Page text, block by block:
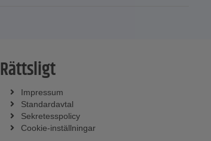
Rättsligt
Impressum
Standardavtal
Sekretesspolicy
Cookie-inställningar